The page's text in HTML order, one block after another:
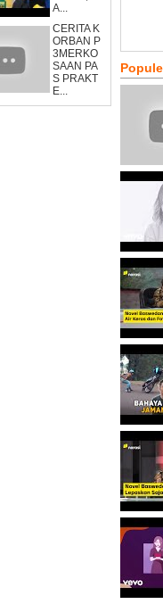
A...
CERITA K
ORBAN P
3MERKO
SAAN PA
S PRAKT
E...